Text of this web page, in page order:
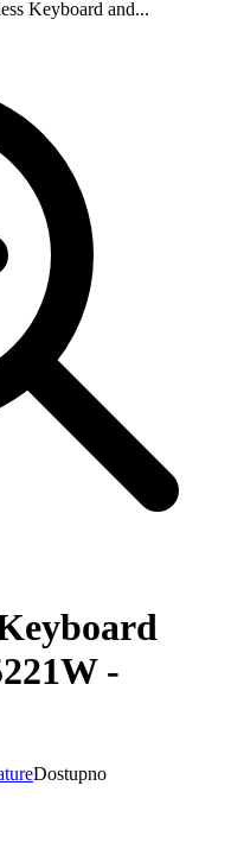
Keyboard and...
-
Dostupno